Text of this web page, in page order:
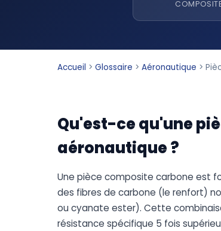
Accueil > Glossaire > Aéronautique >
Qu'est-ce qu'une
aéronautique ?
Une pièce composite carbone est
des fibres de carbone (le renfort)
ou cyanate ester). Cette
résistance spécifique 5 fois